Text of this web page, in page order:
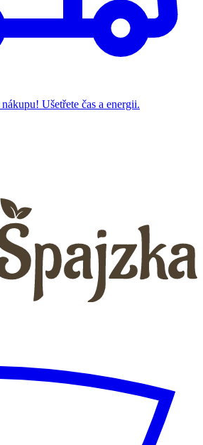
Ušetřete čas a energii.